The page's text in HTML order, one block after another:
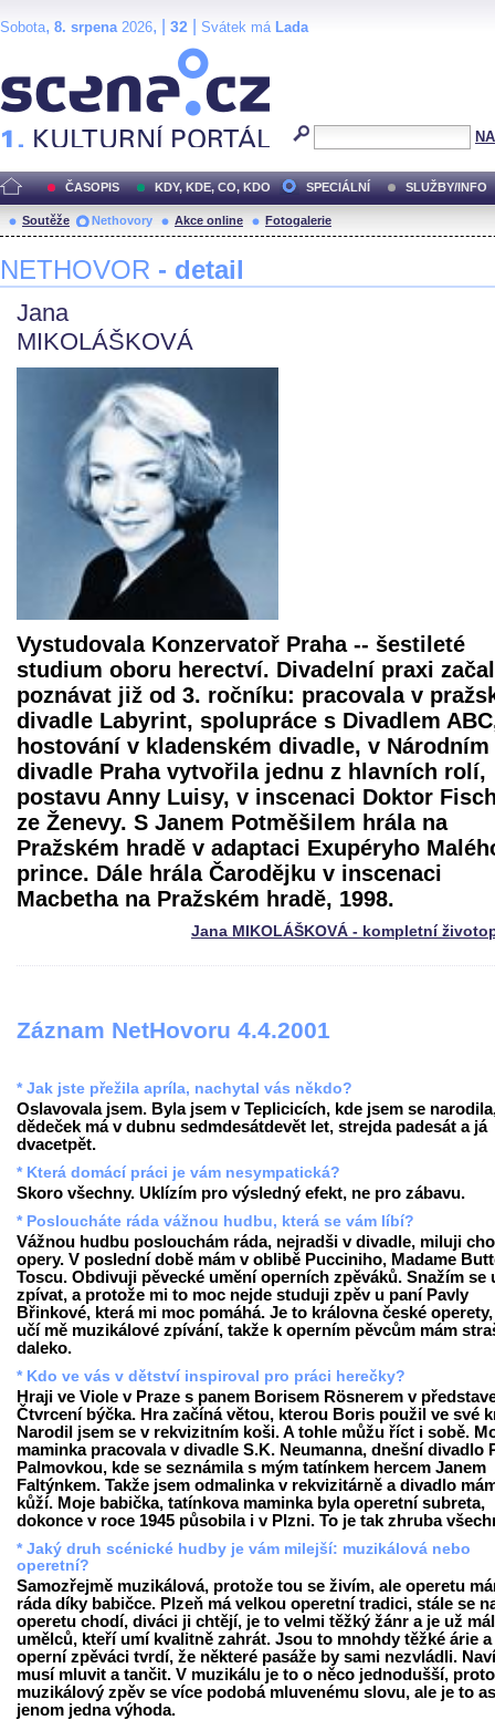
Sobota, 8. srpena2026, | 32 Svátek má Lada
ČASOPIS KDY, KDE, CO, KDO SPECIÁLNÍ SLUŽBY/INFO
Soutěže Nethovory Akce online Fotogalerie
NETHOVOR - detail
Jana
MIKOLÁŠKOVÁ
Vystudovala Konzervatoř Praha -- šestileté
studium oboru herectví. Divadelní praxi
poznávat již od 3. ročníku: pracovala v
divadle Labyrint, spolupráce s Divadlem
hostování v kladenském divadle, v Národním
divadle Praha vytvořila jednu z hlavních rolí,
postavu Anny Luisy, v inscenaci Doktor
ze Ženevy. S Janem Potměšilem hrála na
Pražském hradě v adaptaci Exupéryho
prince. Dále hrála Čarodějku v inscenaci
Macbethana Pražském hradě, 1998.
Jana MIKOLÁŠKOVÁ - kompletní
Záznam NetHovoru 4.4.2001
* Jak jste přežila apríla, nachytal vás někdo?
Oslavovala jsem. Byla jsem v Teplicicích, kde jsem se
dědeček má v dubnu sedmdesátdevět let, strejda padesát a já
dvacetpět.
* Která domácí práci je vám nesympatická?
Skoro všechny. Uklízím pro výsledný efekt, ne pro zábavu.
* Posloucháte ráda vážnou hudbu, která se vám líbí?
Vážnou hudbu poslouchám ráda, nejradši v divadle, miluji
opery. V poslední době mám v oblibě Pucciniho, Madame
Toscu. Obdivuji pěvecké umění operních zpěváků. Snažím se
zpívat, a protože mi to moc nejde studuji zpěv u paní Pavly
Břinkové, která mi moc pomáhá. Je to královna české operety,
učí mě muzikálové zpívání, takže k operním pěvcům mám
daleko.
* Kdo ve vás v dětství inspiroval pro práci herečky?
Hraji ve Viole v Praze s panem Borisem Rösnerem v
Čtvrcení býčka. Hra začíná větou, kterou Boris použil ve své
Narodil jsem se v rekvizitním koši. A tohle můžu říct i sobě.
maminka pracovala v divadle S.K. Neumanna, dnešní divadlo
Palmovkou, kde se seznámila s mým tatínkem hercem Janem
Faltýnkem. Takže jsem odmalinka v rekvizitárně a divadlo
kůží. Moje babička, tatínkova maminka byla operetní subreta,
dokonce v roce 1945 působila i v Plzni. To je tak zhruba
* Jaký druh scénické hudby je vám milejší: muzikálová nebo
operetní?
Samozřejmě muzikálová, protože tou se živím, ale operetu
ráda díky babičce. Plzeň má velkou operetní tradici, stále se
operetu chodí, diváci ji chtějí, je to velmi těžký žánr a je už
umělců, kteří umí kvalitně zahrát. Jsou to mnohdy těžké árie a
operní zpěváci tvrdí, že některé pasáže by sami nezvládli.
musí mluvit a tančit. V muzikálu je to o něco jednodušší,
muzikálový zpěv se více podobá mluvenému slovu, ale je to
jenom jedna výhoda.